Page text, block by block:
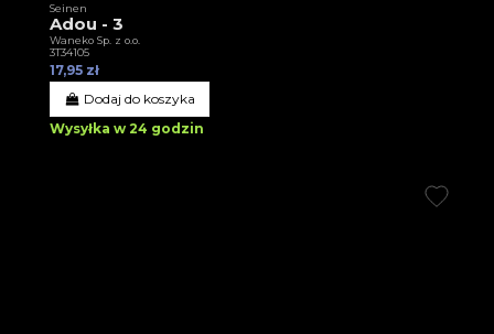
Seinen
Adou - 3
Waneko Sp. z o.o.
3T34105
17,95 zł
Dodaj do koszyka
Wysyłka w 24 godzin